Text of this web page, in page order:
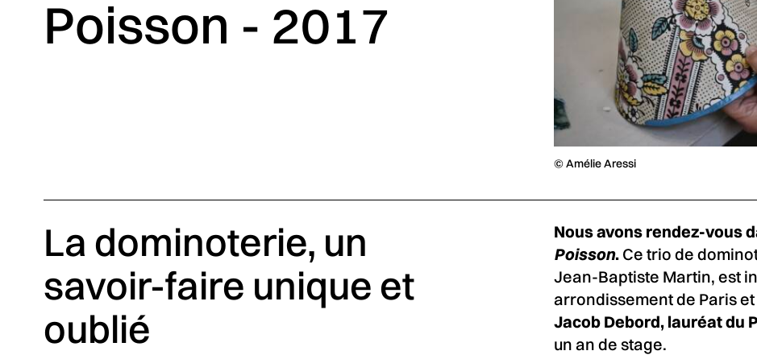
Poisson - 2017
© Amélie Aressi
La dominoterie, un
savoir-faire unique et
oublié
Nous avons rendez-vous
Poisson. Ce trio de
Jean-Baptiste Martin, est
arrondissement de Paris
Jacob Debord, lauréat du
un an de stage.